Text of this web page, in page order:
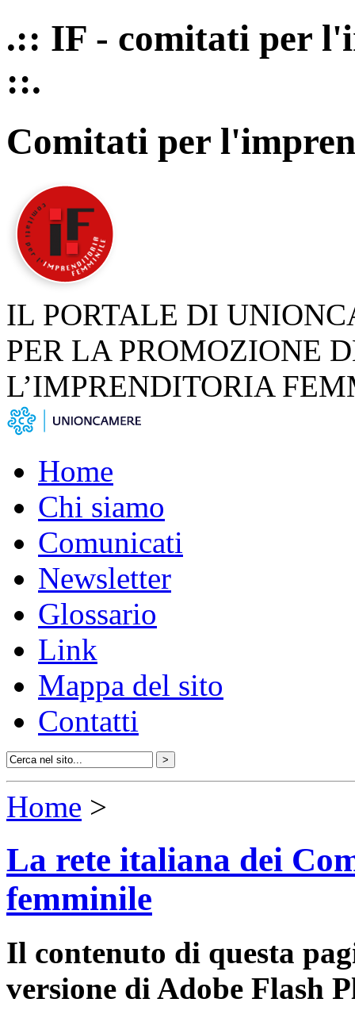
.:: IF - comitati per
::.
Comitati per
IL PORTALE DI
PER LA PROMOZIONE
L’IMPRENDITORIA
Home
Chi siamo
Comunicati
Newsletter
Glossario
Link
Mappa del sito
Contatti
Home >
La rete italiana dei
femminile
Il contenuto di questa
versione di Adobe Flash